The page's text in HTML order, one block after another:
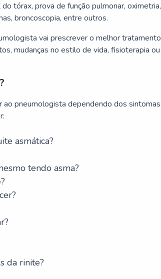
tórax, prova de função pulmonar, oximetria,
broncoscopia, entre outros.
vai prescrever o melhor tratamento
mudanças no estilo de vida, fisioterapia ou
pneumologista dependendo dos sintomas
asmática?
tendo asma?
da rinite?